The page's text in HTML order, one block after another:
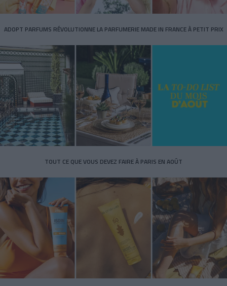
ADOPT PARFUMS RÉVOLUTIONNE LA PARFUMERIE MADE IN FRANCE À PETIT PRIX
TOUT CE QUE VOUS DEVEZ FAIRE À PARIS EN AOÛT